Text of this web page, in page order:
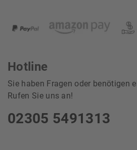
Hotline
Sie haben Fragen oder benötigen
Rufen Sie uns an!
02305 5491313